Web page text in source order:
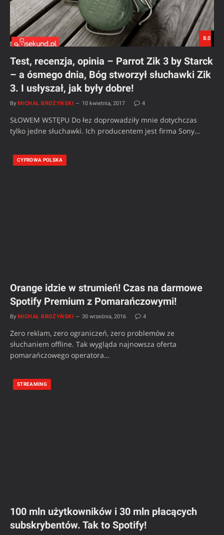
8.0
Test, recenzja, opinia – Parrot Zik 3 by Starck
– a ósmego dnia, Bóg stworzył słuchawki Zik
3. I usłyszał, jak były dobre!
By MICHAŁ BROŻYŃSKI 10 kwietnia, 2017 4
SŁOWEM WSTĘPU Do łez doprowadziły mnie dotychczas
tylko jedne słuchawki. Ich producentem jest firma Sony…
CYFROWA POLSKA
Orange idzie w strumień! Czas na darmowe
Spotify Premium z Pomarańczowymi!
By MICHAŁ BROŻYŃSKI 30 września, 2016 4
Zero reklam, zero ograniczeń, zero problemów ze
słuchaniem offline. Tak wygląda najnowsza oferta
pomarańczowego operatora…
STREAMING
100 mln użytkowników i 30 mln płacących
subskrybentów. Tak to Spotify!